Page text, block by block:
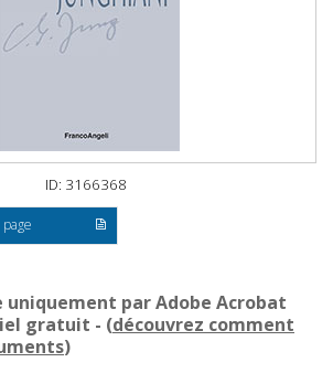
ID: 3166368
uniquement par Adobe Acrobat
gratuit - (découvrez comment
)